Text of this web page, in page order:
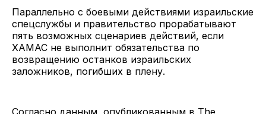
Параллельно с боевыми действиями израильские
спецслужбы и правительство прорабатывают
пять возможных сценариев действий, если
ХАМАС не выполнит обязательства по
возвращению останков израильских
заложников, погибших в плену.
Согласно данным, опубликованным в The